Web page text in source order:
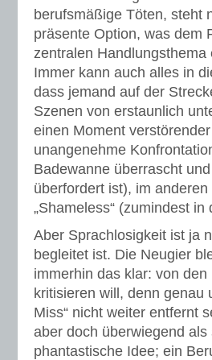
berufsmäßige Töten, steht
präsente Option, was dem
zentralen
Immer kann auch alles in
dass jemand auf der
Szenen von erstaunlich
einen Moment
unangenehme
Badewanne überrascht
überfordert ist), im
„Shameless“ (zumindest
Aber Sprachlosigkeit ist ja
begleitet ist. Die Neugier
immerhin das klar: von
kritisieren will, denn genau
Miss“ nicht weiter entfernt
aber doch überwiegend
phantastische Idee; ein